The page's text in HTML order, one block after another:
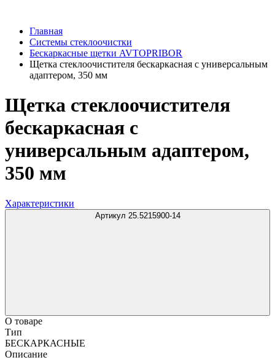
Главная
Системы стеклоочистки
Бескаркасные щетки AVTOPRIBOR
Щетка стеклоочистителя бескаркасная с универсальным
адаптером, 350 мм
Щетка стеклоочистителя
бескаркасная с
универсальным адаптером,
350 мм
Характеристики
Артикул 25.5215900-14
О товаре
Тип
БЕСКАРКАСНЫЕ
Описание